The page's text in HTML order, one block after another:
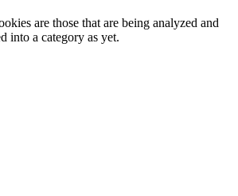
are those that are being analyzed and
into a category as yet.